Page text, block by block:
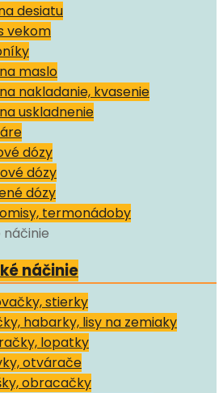
desiatu
vekom
maslo
nakladanie, kvasenie
uskladnenie
dózy
dózy
dózy
termonádoby
náčinie
náčinie
stierky
habarky, lisy na zemiaky
lopatky
otvárače
obracačky